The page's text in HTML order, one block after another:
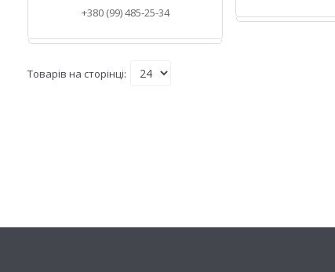
+380 (99) 485-25-34